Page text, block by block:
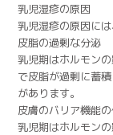
乳児湿疹の原因
乳児湿疹の原因に
皮脂の過剰な分泌
乳児期はホルモン
で皮脂が過剰に蓄
があります。
皮膚のバリア機能
乳児期はホルモン